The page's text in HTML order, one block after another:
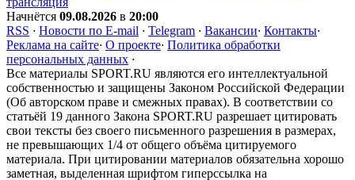
Начнётся 09.08.2026 в 20:00
RSS · Новости по E-mail · Telegram · Вакансии· Контакты·
Реклама на сайте· О проекте· Политика обработки
персональных данных ·
Все материалы SPORT.RU являются его интеллектуальной
собственностью и защищены Законом Российской Федерации
(Об авторском праве и смежных правах). В соответствии со
статьёй 19 данного Закона SPORT.RU разрешает цитировать
свои тексты без своего письменного разрешения в размерах,
не превышающих 1/4 от общего объёма цитируемого
материала. При цитировании материалов обязательна хорошо
заметная, выделенная шрифтом гиперссылка на